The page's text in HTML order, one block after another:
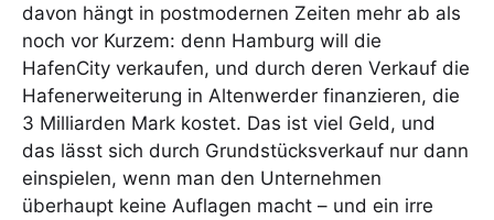
davon hängt in postmodernen Zeiten mehr ab als
noch vor Kurzem: denn Hamburg will die
HafenCity verkaufen, und durch deren Verkauf die
Hafenerweiterung in Altenwerder finanzieren, die
3 Milliarden Mark kostet. Das ist viel Geld, und
das lässt sich durch Grundstücksverkauf nur dann
einspielen, wenn man den Unternehmen
überhaupt keine Auflagen macht – und ein irre